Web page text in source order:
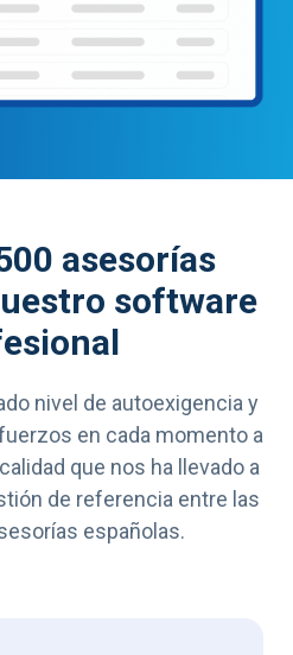
asesorías
software
nivel de autoexigencia y
en cada momento a
que nos ha llevado a
de referencia entre las
españolas.